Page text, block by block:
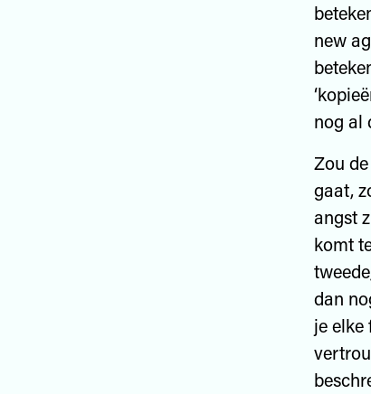
new
nog al
Zou
gaat,
angst
komt
dan
je elke